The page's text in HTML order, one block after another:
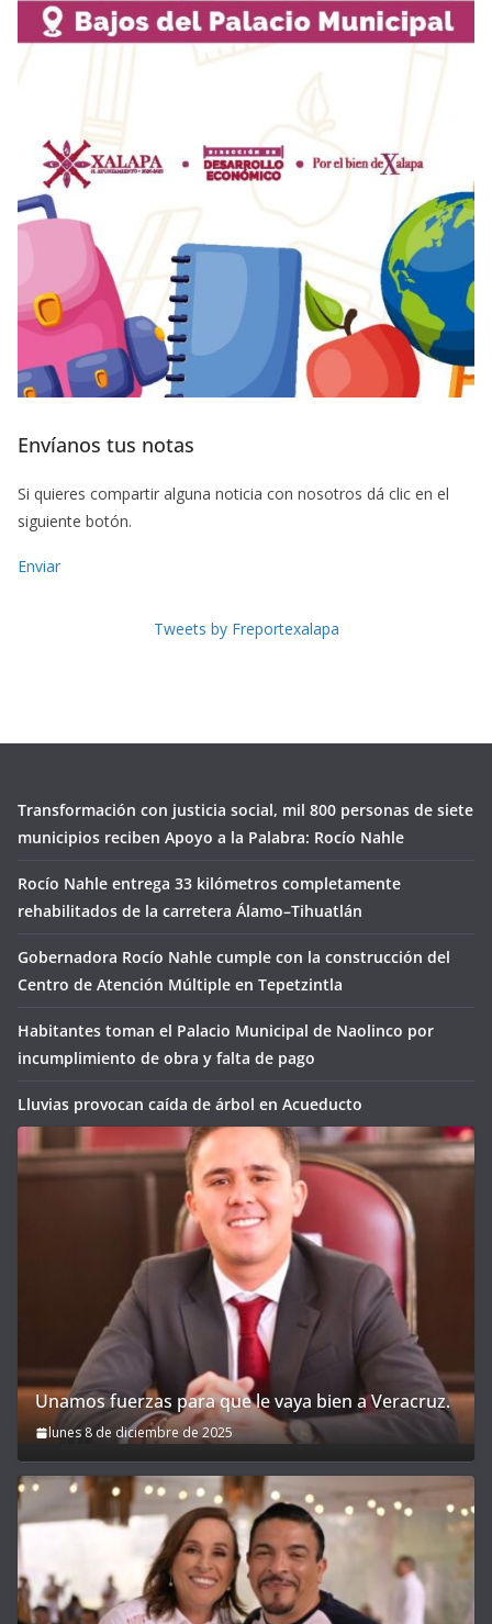
Envíanos tus notas
Si quieres compartir alguna noticia con nosotros dá clic en el
siguiente botón.
Enviar
Tweets by Freportexalapa
Transformación con justicia social, mil 800 personas de siete
municipios reciben Apoyo a la Palabra: Rocío Nahle
Rocío Nahle entrega 33 kilómetros completamente
rehabilitados de la carretera Álamo–Tihuatlán
Gobernadora Rocío Nahle cumple con la construcción del
Centro de Atención Múltiple en Tepetzintla
Habitantes toman el Palacio Municipal de Naolinco por
incumplimiento de obra y falta de pago
Lluvias provocan caída de árbol en Acueducto
Unamos fuerzas para que le vaya bien a Veracruz.
lunes 8 de diciembre de 2025